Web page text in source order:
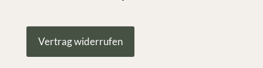
Vertrag widerrufen